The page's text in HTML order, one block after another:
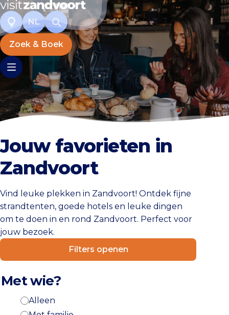
NL
Zoek & Boek
Jouw favorieten in
Zandvoort
Vind leuke plekken in Zandvoort! Ontdek fijne
strandtenten, goede hotels en leuke dingen
om te doen in en rond Zandvoort. Perfect voor
jouw bezoek.
Filters openen
Met wie?
Alleen